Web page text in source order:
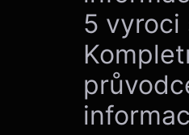
5 vyroci